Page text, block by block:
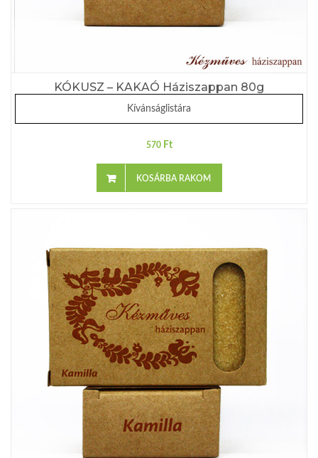
KÓKUSZ – KAKAÓ Háziszappan 80g
Kívánságlistára
570 Ft
KOSÁRBA RAKOM